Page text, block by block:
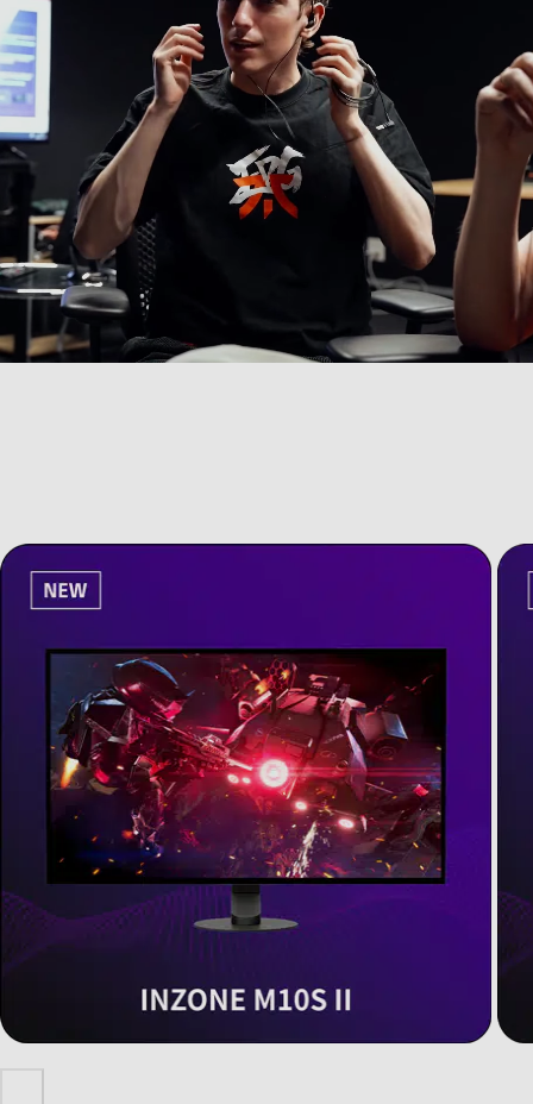
き分けろ。
極めろ。
操りきれ。
とソニーが新たに共同開発した性能と機能。
進のゲーミングギアが、
プレイヤーのパフォーマンスを
新たな次元へと引き上げる。